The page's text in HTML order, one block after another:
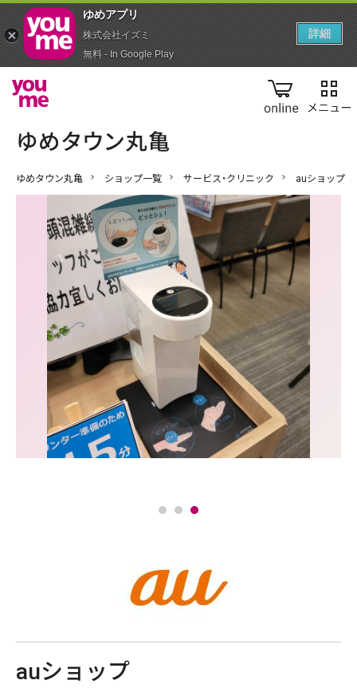
online
ゆめタウン丸亀 ショップ一覧 サービス・クリニック auショップ
auショップ
ゆめアプ‪リ‬
株式会社イズミ
無料 - In Google Play
詳細